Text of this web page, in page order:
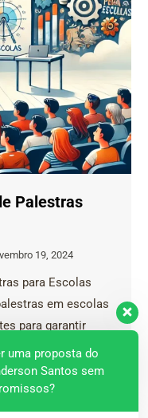
Palestras
19, 2024
para Escolas
em escolas
para garantir
como
com pais ou
o assunto é
Janderson
uma proposta do
Santos sem